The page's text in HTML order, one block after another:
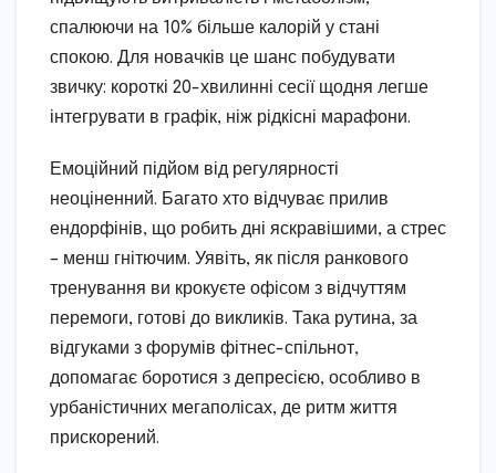
спалюючи на 10% більше калорій у стані
спокою. Для новачків це шанс побудувати
звичку: короткі 20-хвилинні сесії щодня легше
інтегрувати в графік, ніж рідкісні марафони.
Емоційний підйом від регулярності
неоціненний. Багато хто відчуває прилив
ендорфінів, що робить дні яскравішими, а стрес
– менш гнітючим. Уявіть, як після ранкового
тренування ви крокуєте офісом з відчуттям
перемоги, готові до викликів. Така рутина, за
відгуками з форумів фітнес-спільнот,
допомагає боротися з депресією, особливо в
урбаністичних мегаполісах, де ритм життя
прискорений.